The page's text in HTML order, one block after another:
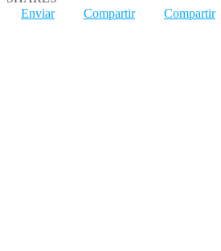
Aeropuertos
Enviar
Compartir Compartir